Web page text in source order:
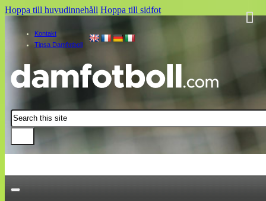
Hoppa till huvudinnehåll Hoppa till sidfot
Kontakt
Tipsa Damfotboll
Sök